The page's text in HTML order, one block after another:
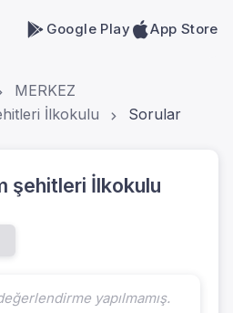
Google Play App Store
MERKEZ
İlkokulu
Sorular
şehitleri İlkokulu
yapılmamış.